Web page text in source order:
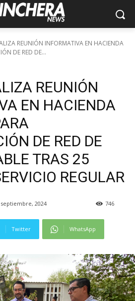
REUNIÓN INFORMATIVA EN HACIENDA
DE RED DE...
REUNIÓN
EN HACIENDA
DE RED DE
TRAS 25
REGULAR
2024 746
Twitter WhatsApp